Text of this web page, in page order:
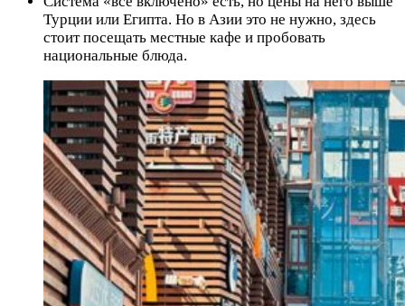
Турции или Египта. Но в Азии это не нужно, здесь
стоит посещать местные кафе и пробовать
национальные блюда.